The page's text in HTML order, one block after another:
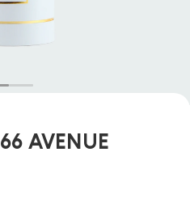
66 AVENUE